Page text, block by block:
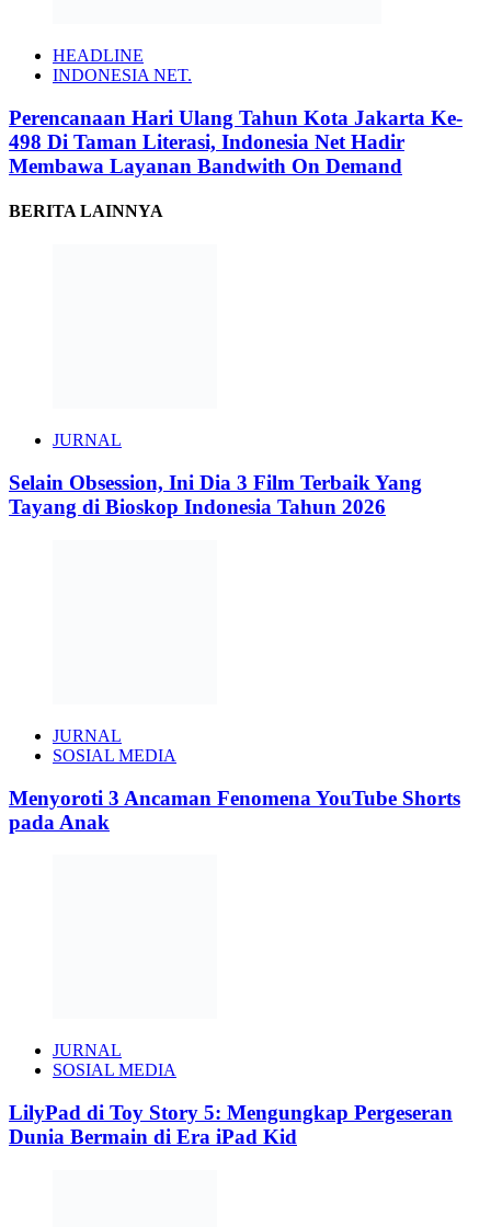
HEADLINE
INDONESIA NET.
Perencanaan Hari Ulang Tahun Kota Jakarta Ke-
498 Di Taman Literasi, Indonesia Net Hadir
Membawa Layanan Bandwith On Demand
BERITA LAINNYA
JURNAL
Selain Obsession, Ini Dia 3 Film Terbaik Yang
Tayang di Bioskop Indonesia Tahun 2026
JURNAL
SOSIAL MEDIA
Menyoroti 3 Ancaman Fenomena YouTube Shorts
pada Anak
JURNAL
SOSIAL MEDIA
LilyPad di Toy Story 5: Mengungkap Pergeseran
Dunia Bermain di Era iPad Kid